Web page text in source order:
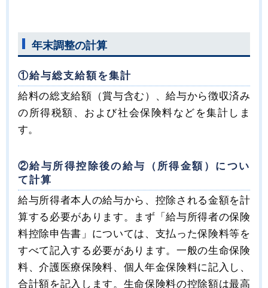
年末調整の計算
①給与総支給額を集計
給料の総支給額（賞与含む）、給与から徴収済み
の所得税額、および社会保険料などを集計しま
す。
②給与所得控除後の給与（所得金額）につい
て計算
給与所得者本人の給与から、控除される金額を計
算する必要があります。まず「給与所得者の保険
料控除申告書」については、支払った保険料等を
すべて記入する必要があります。一般の生命保険
料、介護医療保険料、個人年金保険料に記入し、
合計額を記入します。生命保険料の控除額は最高